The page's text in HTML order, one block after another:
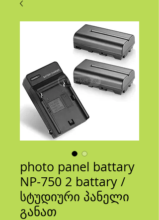
photo panel battary
NP-750 2 battary /
სტუდიური პანელი
განათ